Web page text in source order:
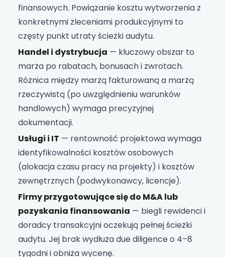
finansowych. Powiązanie kosztu wytworzenia z
konkretnymi zleceniami produkcyjnymi to
częsty punkt utraty ścieżki audytu.
Handel i dystrybucja — kluczowy obszar to
marża po rabatach, bonusach i zwrotach.
Różnica między marżą fakturowaną a marżą
rzeczywistą (po uwzględnieniu warunków
handlowych) wymaga precyzyjnej
dokumentacji.
Usługi i IT — rentowność projektowa wymaga
identyfikowalności kosztów osobowych
(alokacja czasu pracy na projekty) i kosztów
zewnętrznych (podwykonawcy, licencje).
Firmy przygotowujące się do M&A lub
pozyskania finansowania — biegli rewidenci i
doradcy transakcyjni oczekują pełnej ścieżki
audytu. Jej brak wydłuża due diligence o 4–8
tygodni i obniża wycenę.